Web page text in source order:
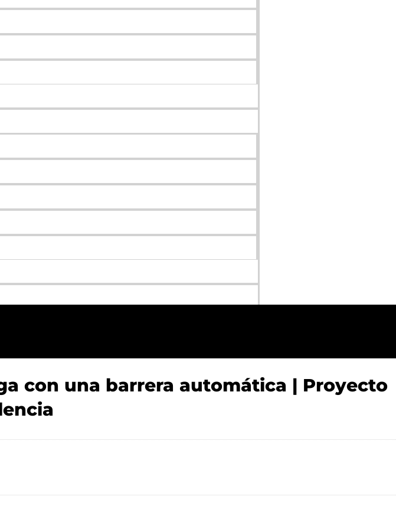
con una barrera automática | Proyecto